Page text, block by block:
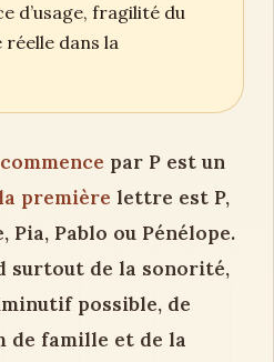
d’usage, fragilité du
réelle dans la
par P est un
première lettre est P,
Pia, Pablo ou Pénélope.
surtout de la sonorité,
possible, de
de famille et de la